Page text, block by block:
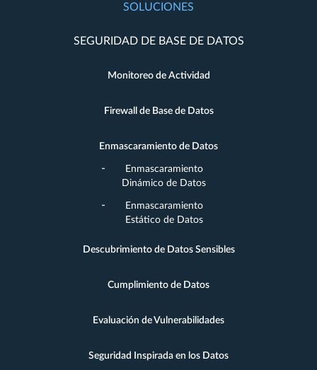
SOLUCIONES
SEGURIDAD DE BASE DE DATOS
Monitoreo de Actividad
Firewall de Base de Datos
Enmascaramiento de Datos
Enmascaramiento
Dinámico de Datos
Enmascaramiento
Estático de Datos
Descubrimiento de Datos Sensibles
Cumplimiento de Datos
Evaluación de Vulnerabilidades
Seguridad Inspirada en los Datos